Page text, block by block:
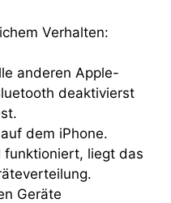
Verhalten:
anderen Apple-
deaktivierst
dem iPhone.
liegt das
Geräte